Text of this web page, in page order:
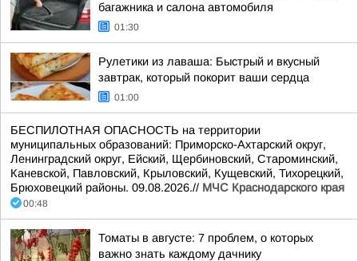
багажника и салона автомобиля
01:30
Рулетики из лаваша: Быстрый и вкусный
завтрак, который покорит ваши сердца
01:00
БЕСПИЛОТНАЯ ОПАСНОСТЬ на территории
муниципальных образований: Приморско-Ахтарский округ,
Ленинградский округ, Ейский, Щербиновский, Староминский,
Каневской, Павловский, Крыловский, Кущевский, Тихорецкий,
Брюховецкий районы. 09.08.2026.// МЧС Краснодарского края
00:48
Томаты в августе: 7 проблем, о которых
важно знать каждому дачнику